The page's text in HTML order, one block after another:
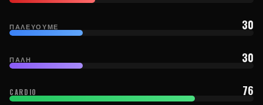
ΠΑΛΕΎΟΥΜΕ 30
ΠΆΛΗ 30
CARDIO 76